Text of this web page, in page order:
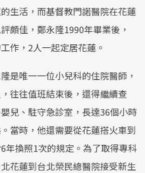
生活，而基督教門諾醫院在花蓮
頗佳，鄭永隆1990年畢業後，
作，2人一起定居花蓮。
是唯一一位小兒科的住院醫師，
往往值班結束後，還得繼續查
兒、駐守急診室，長達36個小時
當時，他還需要從花蓮搭火車到
年換照1次的規定。為了取得專科
花蓮到台北榮民總醫院接受新生